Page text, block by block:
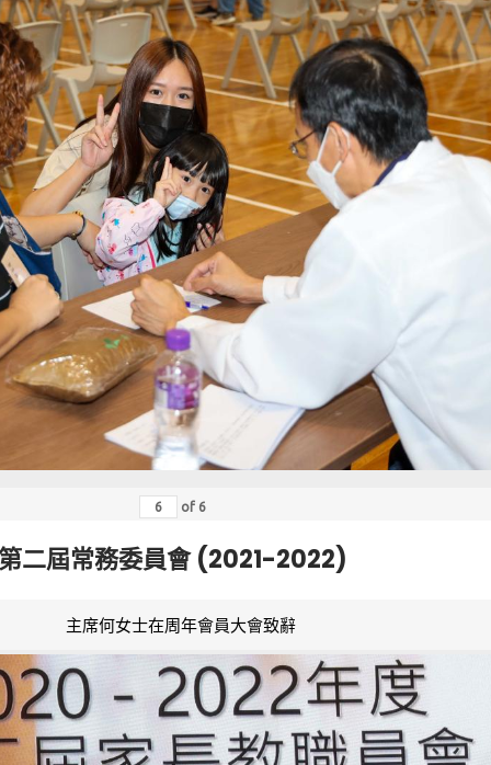
of 6
二屆常務委員會 (2021-2022)
主席何女士在周年會員大會致辭